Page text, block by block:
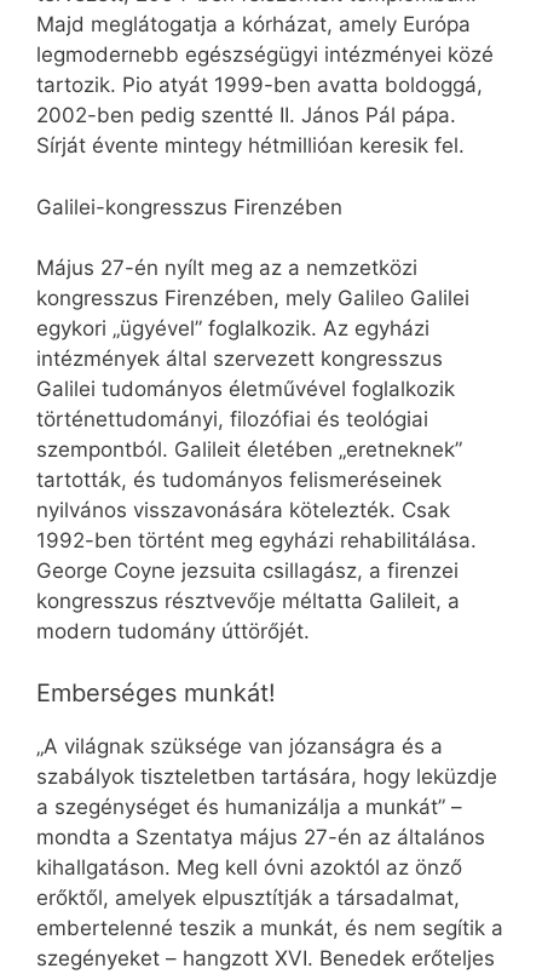
Majd meglátogatja a kórházat, amely Európa
legmodernebb egészségügyi intézményei közé
tartozik. Pio atyát 1999-ben avatta boldoggá,
2002-ben pedig szentté II. János Pál pápa.
Sírját évente mintegy hétmillióan keresik fel.
Galilei-kongresszus Firenzében
Május 27-én nyílt meg az a nemzetközi
kongresszus Firenzében, mely Galileo Galilei
egykori „ügyével” foglalkozik. Az egyházi
intézmények által szervezett kongresszus
Galilei tudományos életművével foglalkozik
történettudományi, filozófiai és teológiai
szempontból. Galileit életében „eretneknek”
tartották, és tudományos felismeréseinek
nyilvános visszavonására kötelezték. Csak
1992-ben történt meg egyházi rehabilitálása.
George Coyne jezsuita csillagász, a firenzei
kongresszus résztvevője méltatta Galileit, a
modern tudomány úttörőjét.
Emberséges munkát!
„A világnak szüksége van józanságra és a
szabályok tiszteletben tartására, hogy leküzdje
a szegénységet és humanizálja a munkát” –
mondta a Szentatya május 27-én az általános
kihallgatáson. Meg kell óvni azoktól az önző
erőktől, amelyek elpusztítják a társadalmat,
embertelenné teszik a munkát, és nem segítik a
szegényeket – hangzott XVI. Benedek erőteljes